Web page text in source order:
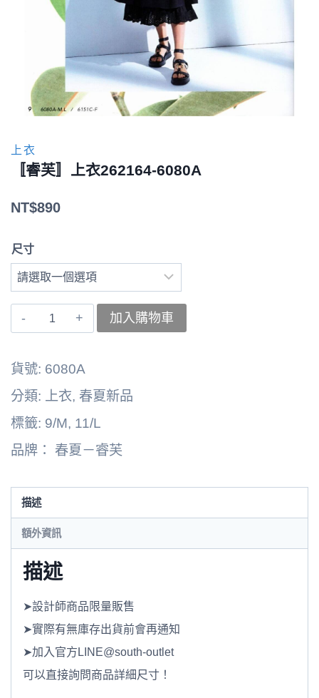
上衣
〚睿芙〛上衣262164-6080A
NT$890
尺寸
〚睿
262164-
6080A
數
加入購物車
貨號: 6080A
分類:
上衣, 春夏新品
標籤: 9/M, 11/L
品牌： 春夏－睿芙
描述
額外資訊
描述
➤設計師商品限量販售
➤實際有無庫存出貨前會再通知
➤加入官方LINE@south-outlet
可以直接詢問商品詳細尺寸！